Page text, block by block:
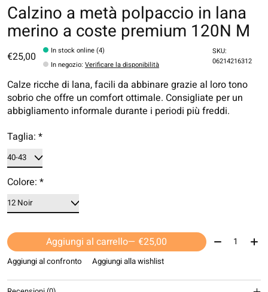
Calzino a metà polpaccio in lana
merino a coste premium 120N M
€25,00
In stock online (4)
In negozio:Verificare la disponibilità
SKU:
06214216312
Calze ricche di lana, facili da abbinare grazie al loro tono
sobrio che offre un comfort ottimale. Consigliate per un
abbigliamento informale durante i periodi più freddi.
Taglia: *
Colore: *
Aggiungi al carrello — €25,00 Quantità:
Aggiungi al confronto Aggiungi alla wishlist